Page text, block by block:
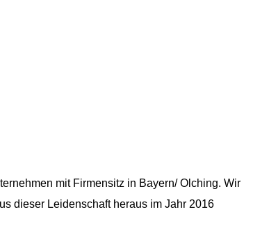
mit Firmensitz in Bayern/ Olching. Wir
dieser Leidenschaft heraus im Jahr 2016